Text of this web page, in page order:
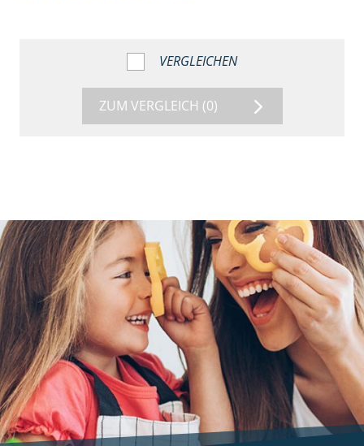
VERGLEICHEN
ZUM VERGLEICH (0)